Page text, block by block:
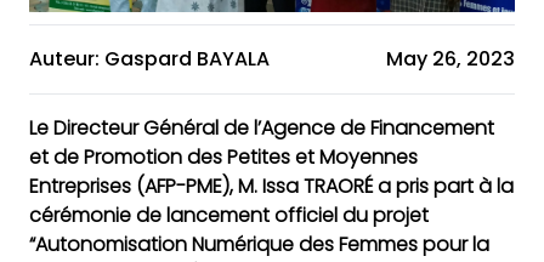
Auteur: Gaspard BAYALA May 26, 2023
Le Directeur Général de l’Agence de Financement
et de Promotion des Petites et Moyennes
Entreprises (AFP-PME), M. Issa TRAORÉ a pris part à la
cérémonie de lancement officiel du projet
“Autonomisation Numérique des Femmes pour la